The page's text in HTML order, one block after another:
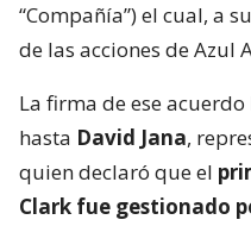
“Compañía”) el cual, a
de las acciones de Azul
La firma de ese
hasta David Jana,
quien declaró que el
Clark fue gestionado